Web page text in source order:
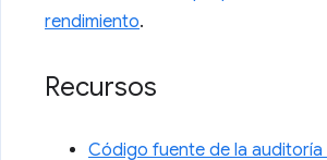
rendimiento.
Recursos
Código fuente de la auditoría